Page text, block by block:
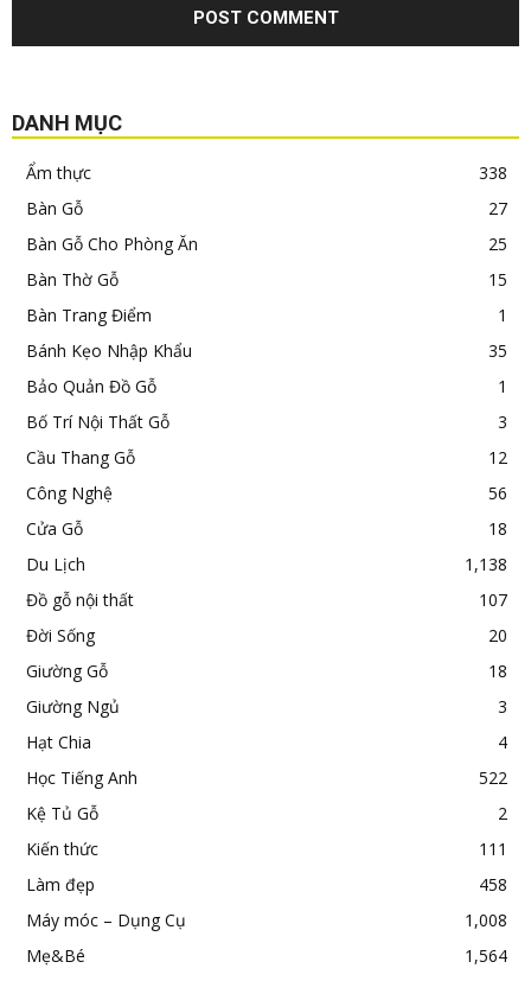
DANH MỤC
Ẩm thực
338
Bàn Gỗ
27
Bàn Gỗ Cho Phòng Ăn
25
Bàn Thờ Gỗ
15
Bàn Trang Điểm
1
Bánh Kẹo Nhập Khẩu
35
Bảo Quản Đồ Gỗ
1
Bố Trí Nội Thất Gỗ
3
Cầu Thang Gỗ
12
Công Nghệ
56
Cửa Gỗ
18
Du Lịch
1,138
Đồ gỗ nội thất
107
Đời Sống
20
Giường Gỗ
18
Giường Ngủ
3
Hạt Chia
4
Học Tiếng Anh
522
Kệ Tủ Gỗ
2
Kiến thức
111
Làm đẹp
458
Máy móc – Dụng Cụ
1,008
Mẹ&Bé
1,564